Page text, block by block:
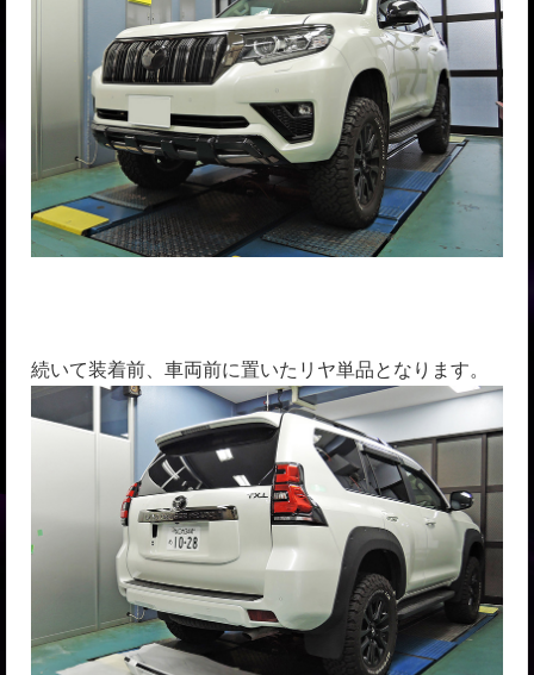
続いて装着前、車両前に置いたリヤ単品となります。